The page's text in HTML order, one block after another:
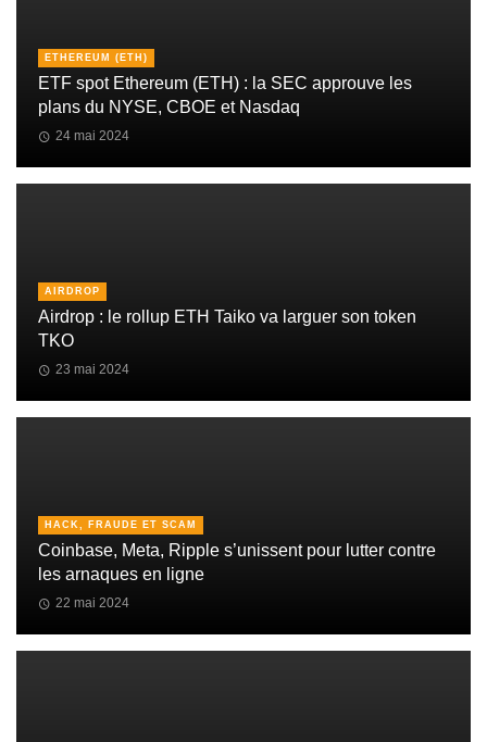
ETHEREUM (ETH)
ETF spot Ethereum (ETH) : la SEC approuve les
plans du NYSE, CBOE et Nasdaq
24 mai 2024
AIRDROP
Airdrop : le rollup ETH Taiko va larguer son token
TKO
23 mai 2024
HACK, FRAUDE ET SCAM
Coinbase, Meta, Ripple s’unissent pour lutter contre
les arnaques en ligne
22 mai 2024